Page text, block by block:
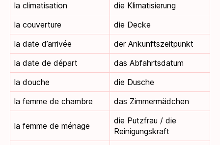
la climatisation
die Klimatisierung
la couverture
die Decke
la date d’arrivée
der Ankunftszeitpunkt
la date de départ
das Abfahrtsdatum
la douche
die Dusche
la femme de chambre
das Zimmermädchen
la femme de ménage
die Putzfrau / die
Reinigungskraft